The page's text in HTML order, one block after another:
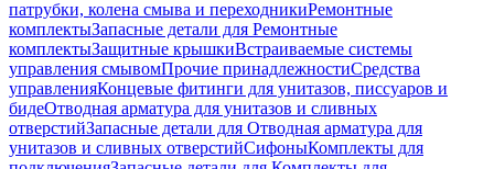
патрубки, колена смыва и переходникиРемонтные
комплектыЗапасные детали для Ремонтные
комплектыЗащитные крышкиВстраиваемые системы
управления смывомПрочие принадлежностиСредства
управленияКонцевые фитинги для унитазов, писсуаров и
бидеОтводная арматура для унитазов и сливных
отверстийЗапасные детали для Отводная арматура для
унитазов и сливных отверстийСифоныКомплекты для